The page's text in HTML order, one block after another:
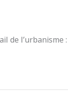
de l’urbanisme :